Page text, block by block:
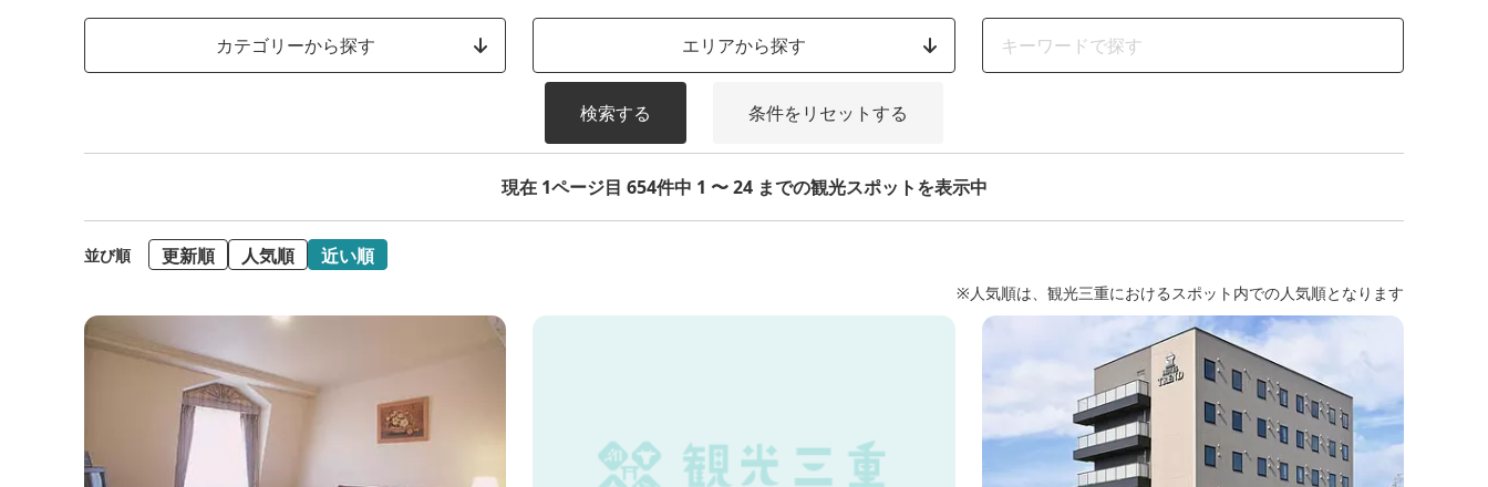
カテゴリーから探す エリアから探す
検索する 条件をリセットする
現在 1ページ目 654件中 1 〜 24 までの観光スポットを表示中
並び順 更新順 人気順 近い順
※人気順は、観光三重におけるスポット内での人気順となります